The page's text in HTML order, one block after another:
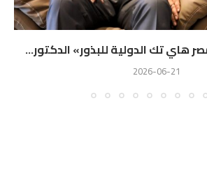
هاي تك الدولية للبذور» الدكتور...
2026-06-21